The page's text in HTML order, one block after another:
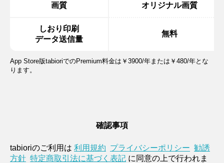
画質 オリジナル画質
しおり印刷
データ送信量
無料
App Store版tabioriでのPremium料金は￥3900/年または￥480/年とな
ります。
確認事項
tabioriのご利用は 利用規約 プライバシーポリシー 勧誘
方針 特定商取引法に基づく表記 に同意の上で行われま